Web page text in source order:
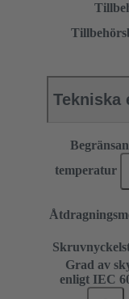
Tekniska
temperatur
Grad av
enligt IEC